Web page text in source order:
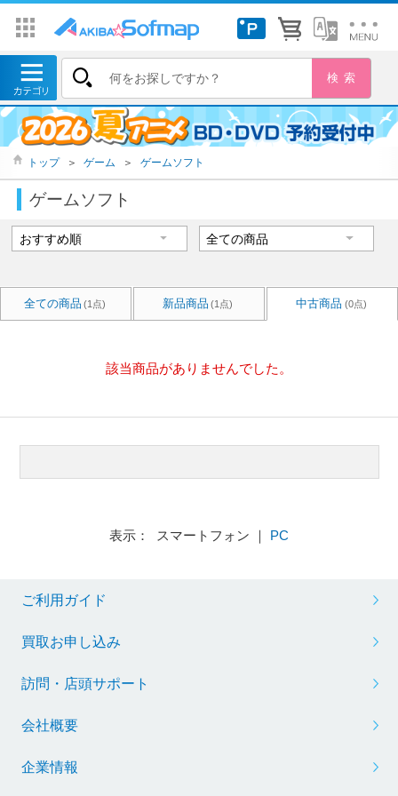
トップ ＞ ゲーム ＞ ゲームソフト
ゲームソフト
全ての商品 (1点) 新品商品 (1点) 中古商品 (0点)
該当商品がありませんでした。
表示： スマートフォン ｜ PC
ご利用ガイド
買取お申し込み
訪問・店頭サポート
会社概要
企業情報